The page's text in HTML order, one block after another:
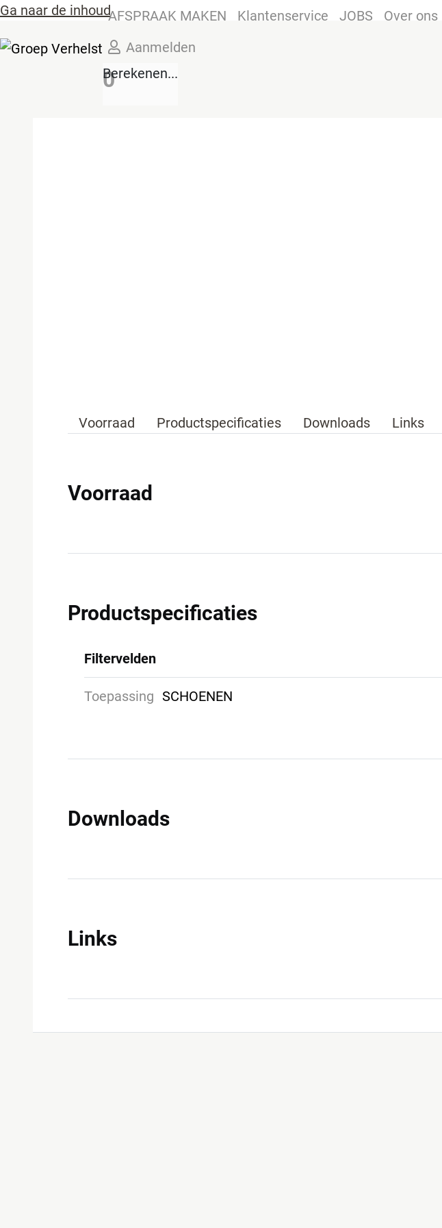
Ga naar de inhoudAFSPRAAK MAKEN Klantenservice JOBS Over ons
Aanmelden
0
Berekenen...
Voorraad Productspecificaties Downloads Links
Voorraad
Productspecificaties
Filtervelden
Toepassing SCHOENEN
Downloads
Links